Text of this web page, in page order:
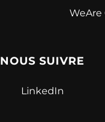
NOUS SUIVRE
LinkedIn